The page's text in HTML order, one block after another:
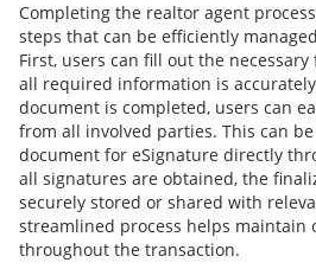
Completing the realtor agent
steps that can be efficiently
First, users can fill out the
all required information is
document is completed, users can
from all involved parties. This can
document for eSignature directly
all signatures are obtained, the
securely stored or shared with
streamlined process helps maintain
throughout the transaction.